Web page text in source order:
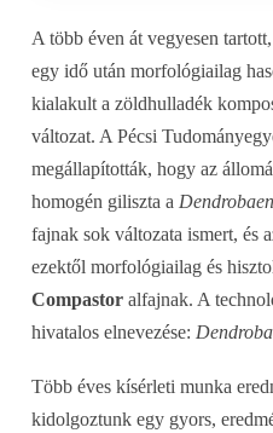
A több éven át vegyesen
egy idő után morfológiailag
kialakult a zöldhulladék
változat. A Pécsi
megállapították, hogy az
homogén giliszta a
fajnak sok változata ismert, és
ezektől morfológiailag és
Compastor alfajnak. A
hivatalos elnevezése:
Több éves kísérleti munka
kidolgoztunk egy gyors,